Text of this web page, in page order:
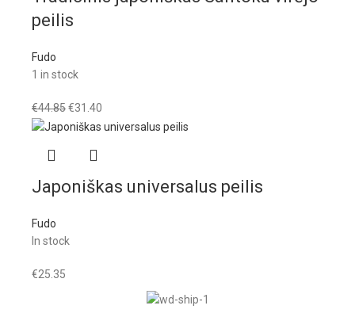
peilis
Fudo
1 in stock
€44.85€31.40
Japoniškas universalus peilis
Fudo
In stock
€25.35